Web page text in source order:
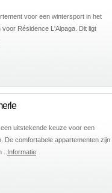
voor een wintersport in het
Résidence L'Alpaga. Dit ligt
uitstekende keuze voor een
De comfortabele appartementen zijn
Informatie